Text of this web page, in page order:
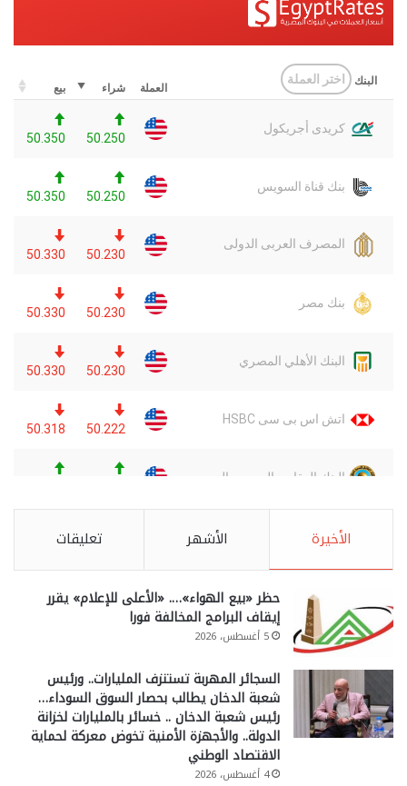
الأخيرة الأشهر تعليقات
حظر «بيع الهواء»…. «الأعلى للإعلام» يقرر
إيقاف البرامج المخالفة فورا
5 أغسطس، 2026
السجائر المهربة تستنزف المليارات.. ورئيس
شعبة الدخان يطالب بحصار السوق السوداء…
رئيس شعبة الدخان .. خسائر بالمليارات لخزانة
الدولة.. والأجهزة الأمنية تخوض معركة لحماية
الاقتصاد الوطني
4 أغسطس، 2026